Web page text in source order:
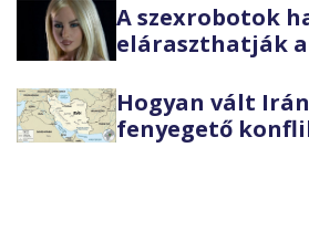
A szexrobotok
eláraszthatják
Hogyan vált
fenyegető